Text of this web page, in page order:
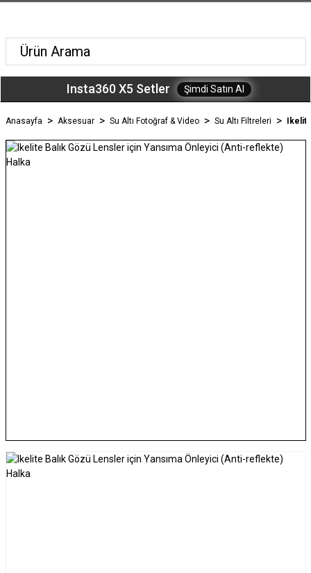
Insta360 X5 Setler Şimdi Satın Al
Anasayfa Aksesuar Su Altı Fotoğraf & Video Su Altı Filtreleri